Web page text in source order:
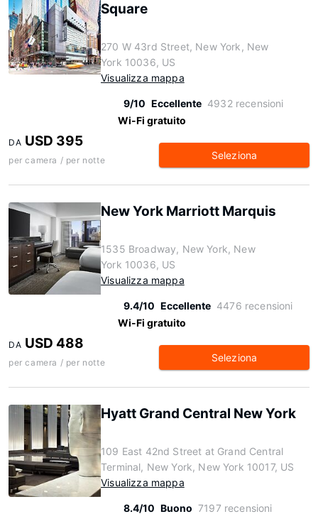
Square
270 W 43rd Street, New York, New
York 10036, US
Visualizza mappa
9/10 Eccellente 4932 recensioni
Wi-Fi gratuito
DA USD 395
per camera / per notte Seleziona
New York Marriott Marquis
1535 Broadway, New York, New
York 10036, US
Visualizza mappa
9.4/10 Eccellente 4476 recensioni
Wi-Fi gratuito
DA USD 488
per camera / per notte Seleziona
Hyatt Grand Central New York
109 East 42nd Street at Grand Central
Terminal, New York, New York 10017, US
Visualizza mappa
8.4/10 Buono 7197 recensioni